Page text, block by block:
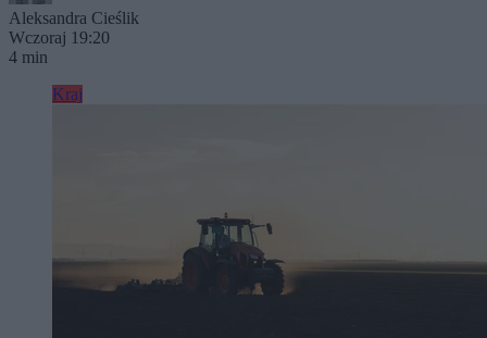
Aleksandra Cieślik
Wczoraj 19:20
4 min
Kraj